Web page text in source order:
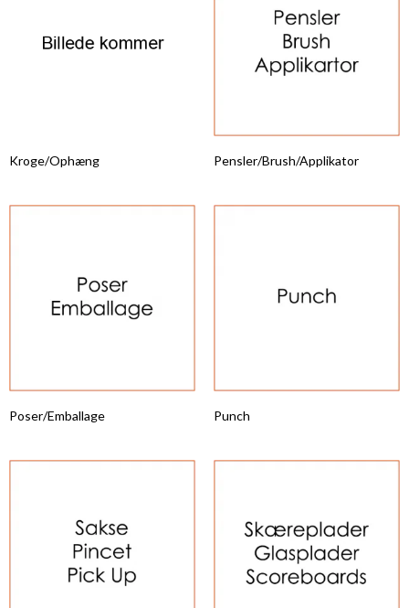
Kroge/Ophæng Pensler/Brush/Applikator
Poser/Emballage Punch